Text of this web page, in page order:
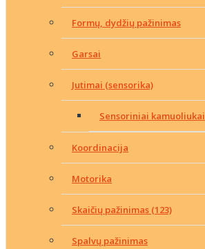
Formų, dydžių pažinimas
Garsai
Jutimai (sensorika)
Sensoriniai kamuoliukai
Koordinacija
Motorika
Skaičių pažinimas (123)
Spalvų pažinimas